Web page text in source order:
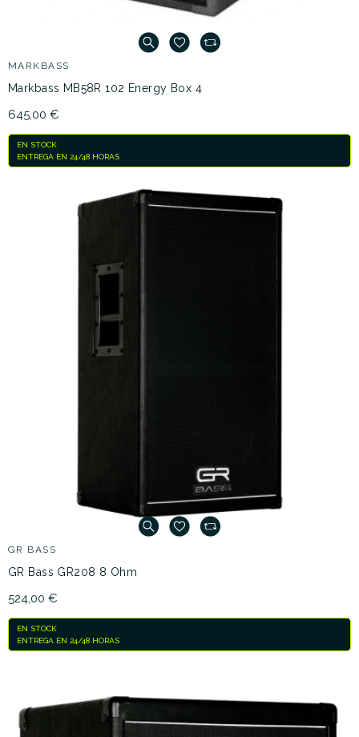
MARKBASS
Markbass MB58R 102 Energy Box 4
645,00 €
EN STOCK
ENTREGA EN 24/48 HORAS
GR BASS
GR Bass GR208 8 Ohm
524,00 €
EN STOCK
ENTREGA EN 24/48 HORAS